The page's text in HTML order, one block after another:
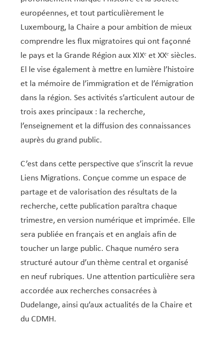
Musée municipal
Service national de la jeunesse (SNJ) – Antenne
locale
Subsides et aides en matière d’environnement
Zones 20 & 30
Sentier narratif (Lauschterwee)
Urban Garden NeiSchmelz
Vergers publics
PAG (Plan d’Aménagement Général)
PAP QE (Plan d’Aménagement Particulier « Quartiers
Existants »)
PAP NQ (Plan d’Aménagement Particulier « Nouveau
Quartier »)
PAP approuvés
PAP NQ en cours de procédure
PAG/PAP QE – Modifications ponctuelles
PAG
PAP QE
Projet NeiSchmelz
Shared space
européennes, et tout particulièrement le
Luxembourg, la Chaire a pour ambition de mieux
comprendre les flux migratoires qui ont façonné
le pays et la Grande Région aux XIXᵉ et XXᵉ siècles.
El le vise également à mettre en lumière l’histoire
et la mémoire de l’immigration et de l’émigration
dans la région. Ses activités s’articulent autour de
trois axes principaux : la recherche,
l’enseignement et la diffusion des connaissances
auprès du grand public.
C’est dans cette perspective que s’inscrit la revue
Liens Migrations. Conçue comme un espace de
partage et de valorisation des résultats de la
recherche, cette publication paraîtra chaque
trimestre, en version numérique et imprimée. Elle
sera publiée en français et en anglais afin de
toucher un large public. Chaque numéro sera
structuré autour d’un thème central et organisé
en neuf rubriques. Une attention particulière sera
accordée aux recherches consacrées à
Dudelange, ainsi qu’aux actualités de la Chaire et
du CDMH.